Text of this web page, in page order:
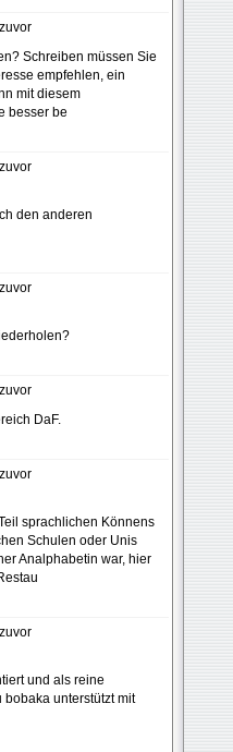
Schreiben müssen Sie
empfehlen, ein
mit diesem
besser be
den anderen
DaF.
sprachlichen Könnens
Schulen oder Unis
Analphabetin war, hier
und als reine
unterstützt mit